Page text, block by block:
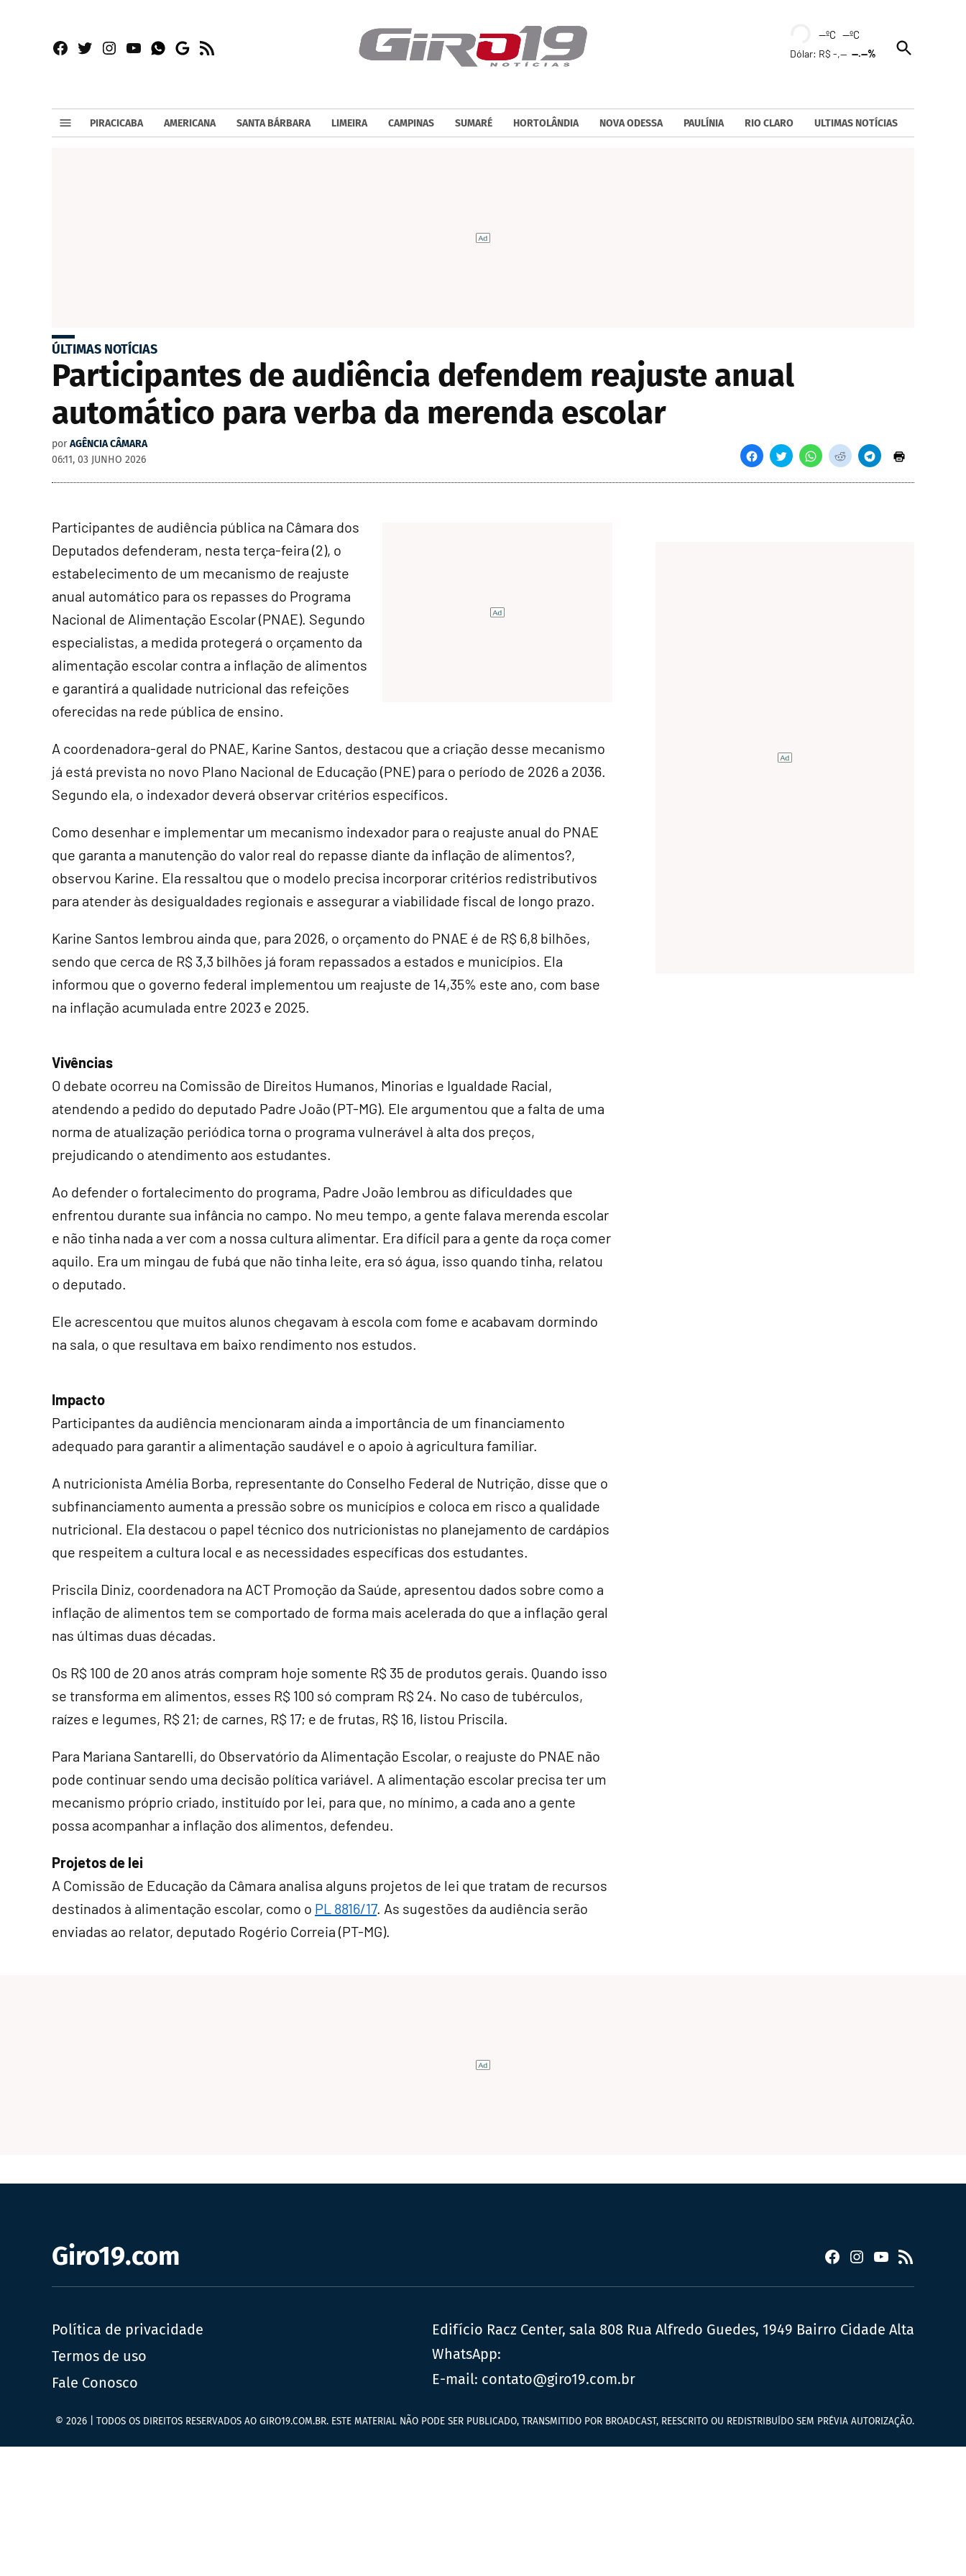
Facebook
TwitterInstagram
YouTubeWhatsapp
Google
RSS
--ºC --ºC
Dólar: R$ -,----.--%
Open
Search
PIRACICABA AMERICANA SANTA BÁRBARA LIMEIRA CAMPINAS SUMARÉ HORTOLÂNDIA NOVA ODESSA PAULÍNIA RIO CLARO ULTIMAS NOTÍCIAS
ÚLTIMAS NOTÍCIAS
Participantes de audiência defendem reajuste anual
automático para verba da merenda escolar
por AGÊNCIA CÂMARA
06:11, 03 JUNHO 2026
Participantes de audiência pública na Câmara dos
Deputados defenderam, nesta terça-feira (2), o
estabelecimento de um mecanismo de reajuste
anual automático para os repasses do Programa
Nacional de Alimentação Escolar (PNAE). Segundo
especialistas, a medida protegerá o orçamento da
alimentação escolar contra a inflação de alimentos
e garantirá a qualidade nutricional das refeições
oferecidas na rede pública de ensino.
A coordenadora-geral do PNAE, Karine Santos, destacou que a criação desse mecanismo
já está prevista no novo Plano Nacional de Educação (PNE) para o período de 2026 a 2036.
Segundo ela, o indexador deverá observar critérios específicos.
Como desenhar e implementar um mecanismo indexador para o reajuste anual do PNAE
que garanta a manutenção do valor real do repasse diante da inflação de alimentos?,
observou Karine. Ela ressaltou que o modelo precisa incorporar critérios redistributivos
para atender às desigualdades regionais e assegurar a viabilidade fiscal de longo prazo.
Karine Santos lembrou ainda que, para 2026, o orçamento do PNAE é de R$ 6,8 bilhões,
sendo que cerca de R$ 3,3 bilhões já foram repassados a estados e municípios. Ela
informou que o governo federal implementou um reajuste de 14,35% este ano, com base
na inflação acumulada entre 2023 e 2025.
Vivências
O debate ocorreu na Comissão de Direitos Humanos, Minorias e Igualdade Racial,
atendendo a pedido do deputado Padre João (PT-MG). Ele argumentou que a falta de uma
norma de atualização periódica torna o programa vulnerável à alta dos preços,
prejudicando o atendimento aos estudantes.
Ao defender o fortalecimento do programa, Padre João lembrou as dificuldades que
enfrentou durante sua infância no campo. No meu tempo, a gente falava merenda escolar
e não tinha nada a ver com a nossa cultura alimentar. Era difícil para a gente da roça comer
aquilo. Era um mingau de fubá que não tinha leite, era só água, isso quando tinha, relatou
o deputado.
Ele acrescentou que muitos alunos chegavam à escola com fome e acabavam dormindo
na sala, o que resultava em baixo rendimento nos estudos.
Impacto
Participantes da audiência mencionaram ainda a importância de um financiamento
adequado para garantir a alimentação saudável e o apoio à agricultura familiar.
A nutricionista Amélia Borba, representante do Conselho Federal de Nutrição, disse que o
subfinanciamento aumenta a pressão sobre os municípios e coloca em risco a qualidade
nutricional. Ela destacou o papel técnico dos nutricionistas no planejamento de cardápios
que respeitem a cultura local e as necessidades específicas dos estudantes.
Priscila Diniz, coordenadora na ACT Promoção da Saúde, apresentou dados sobre como a
inflação de alimentos tem se comportado de forma mais acelerada do que a inflação geral
nas últimas duas décadas.
Os R$ 100 de 20 anos atrás compram hoje somente R$ 35 de produtos gerais. Quando isso
se transforma em alimentos, esses R$ 100 só compram R$ 24. No caso de tubérculos,
raízes e legumes, R$ 21; de carnes, R$ 17; e de frutas, R$ 16, listou Priscila.
Para Mariana Santarelli, do Observatório da Alimentação Escolar, o reajuste do PNAE não
pode continuar sendo uma decisão política variável. A alimentação escolar precisa ter um
mecanismo próprio criado, instituído por lei, para que, no mínimo, a cada ano a gente
possa acompanhar a inflação dos alimentos, defendeu.
Projetos de lei
A Comissão de Educação da Câmara analisa alguns projetos de lei que tratam de recursos
destinados à alimentação escolar, como o PL 8816/17. As sugestões da audiência serão
enviadas ao relator, deputado Rogério Correia (PT-MG).
Giro19.com Facebook
Instagram
YouTube
RSS
Política de privacidade
Termos de uso
Fale Conosco
Edifício Racz Center, sala 808 Rua Alfredo Guedes, 1949 Bairro Cidade Alta
WhatsApp:
E-mail: contato@giro19.com.br
© 2026 | TODOS OS DIREITOS RESERVADOS AO GIRO19.COM.BR. ESTE MATERIAL NÃO PODE SER PUBLICADO, TRANSMITIDO POR BROADCAST, REESCRITO OU REDISTRIBUÍDO SEM PRÉVIA AUTORIZAÇÃO.